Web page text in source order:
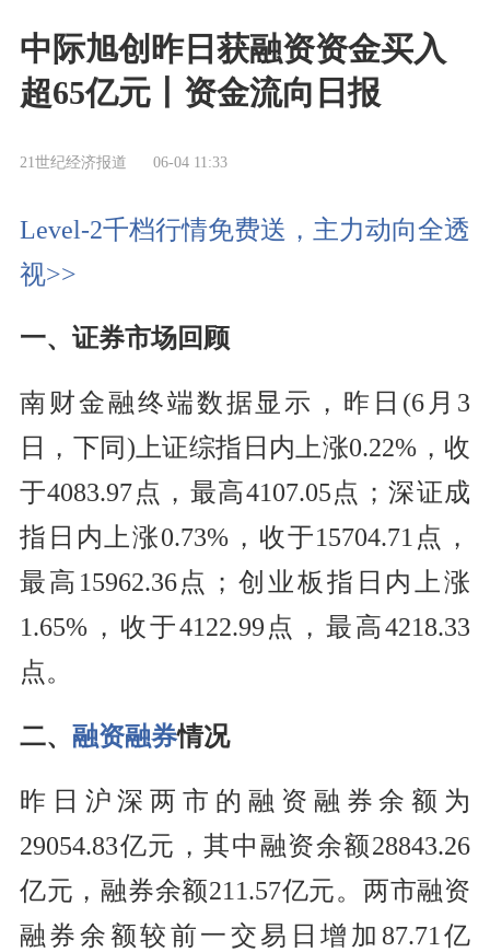
中际旭创昨日获融资资金买入
超65亿元丨资金流向日报
21世纪经济报道 06-04 11:33
Level-2千档行情免费送，主力动向全透
视>>
一、证券市场回顾
南财金融终端数据显示，昨日(6月3
日，下同)上证综指日内上涨0.22%，收
于4083.97点，最高4107.05点；深证成
指日内上涨0.73%，收于15704.71点，
最高15962.36点；创业板指日内上涨
1.65%，收于4122.99点，最高4218.33
点。
二、 融资融券情况
昨日沪深两市的融资融券余额为
29054.83亿元，其中融资余额28843.26
亿元，融券余额211.57亿元。两市融资
融券余额较前一交易日增加87.71亿